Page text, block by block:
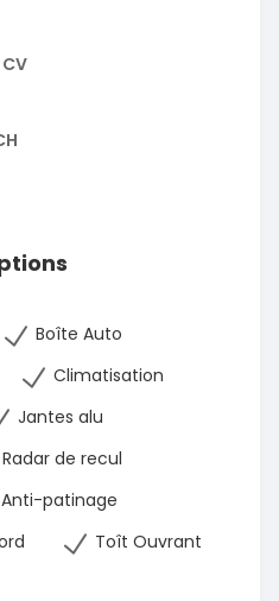
CV
Boîte Auto
Climatisation
Jantes alu
Radar de recul
Anti-patinage
Toît Ouvrant